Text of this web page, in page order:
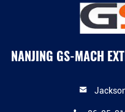
NANJING GS-MACH